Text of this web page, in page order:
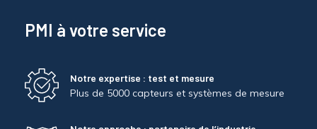
PMI à votre service
Notre expertise : test et mesure
Plus de 5000 capteurs et systèmes de mesure